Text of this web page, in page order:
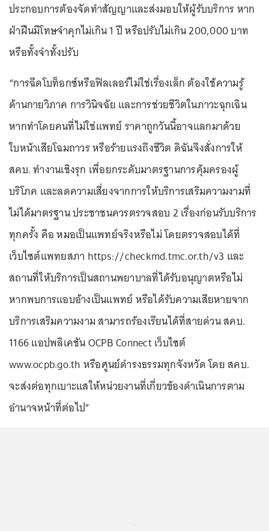
ประกอบการต้องจัดทำสัญญาและส่งมอบให้ผู้รับบริการ หาก
ฝ่าฝืนมีโทษจำคุกไม่เกิน 1 ปี หรือปรับไม่เกิน 200,000 บาท
หรือทั้งจำทั้งปรับ
“การฉีดโบท็อกซ์หรือฟิลเลอร์ไม่ใช่เรื่องเล็ก ต้องใช้ความรู้
ด้านกายวิภาค การวินิจฉัย และการช่วยชีวิตในภาวะฉุกเฉิน
หากทำโดยคนที่ไม่ใช่แพทย์ ราคาถูกวันนี้อาจแลกมาด้วย
ใบหน้าเสียโฉมถาวร หรือร้ายแรงถึงชีวิต ดิฉันจึงสั่งการให้
สคบ. ทำงานเชิงรุก เพื่อยกระดับมาตรฐานการคุ้มครองผู้
บริโภค และลดความเสี่ยงจากการให้บริการเสริมความงามที่
ไม่ได้มาตรฐาน ประชาชนควรตรวจสอบ 2 เรื่องก่อนรับบริการ
ทุกครั้ง คือ หมอเป็นแพทย์จริงหรือไม่ โดยตรวจสอบได้ที่
เว็บไซต์แพทยสภา https://checkmd.tmc.or.th/v3 และ
สถานที่ให้บริการเป็นสถานพยาบาลที่ได้รับอนุญาตหรือไม่
หากพบการแอบอ้างเป็นแพทย์ หรือได้รับความเสียหายจาก
บริการเสริมความงาม สามารถร้องเรียนได้ที่สายด่วน สคบ.
1166 แอปพลิเคชัน OCPB Connect เว็บไซต์
www.ocpb.go.th หรือศูนย์ดำรงธรรมทุกจังหวัด โดย สคบ.
จะส่งต่อทุกเบาะแสให้หน่วยงานที่เกี่ยวข้องดำเนินการตาม
อำนาจหน้าที่ต่อไป”